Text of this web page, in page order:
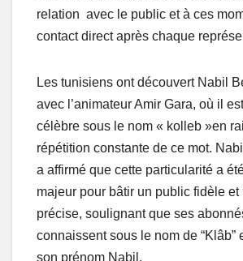
relation avec le public et à ces
contact direct après chaque
Les tunisiens ont découvert Nabil
avec l’animateur Amir Gara, où il
célèbre sous le nom « kolleb »en
répétition constante de ce mot.
a affirmé que cette particularité a
majeur pour bâtir un public fidèle et
précise, soulignant que ses
connaissent sous le nom de “Klâb”
son prénom Nabil.